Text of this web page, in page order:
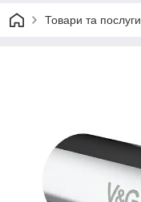
Товари та послуги